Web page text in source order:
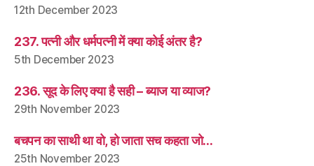
12th December 2023
237. पत्नी और धर्मपत्नी में क्या कोई अंतर है?
5th December 2023
236. सूद के लिए क्या है सही – ब्याज या व्याज?
29th November 2023
बचपन का साथी था वो, हो जाता सच कहता जो…
25th November 2023